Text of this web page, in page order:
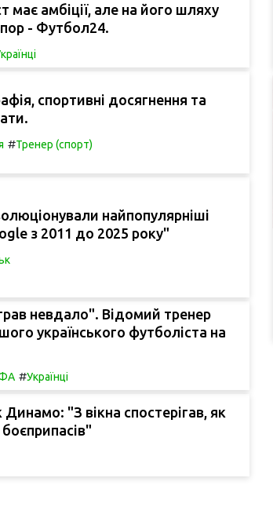
має амбіції, але на його шляху
- Футбол24.
спортивні досягнення та
#Тренер (спорт)
найпопулярніші
з 2011 до 2025 року"
невдало". Відомий тренер
українського футболіста на
#Українці
"З вікна спостерігав, як